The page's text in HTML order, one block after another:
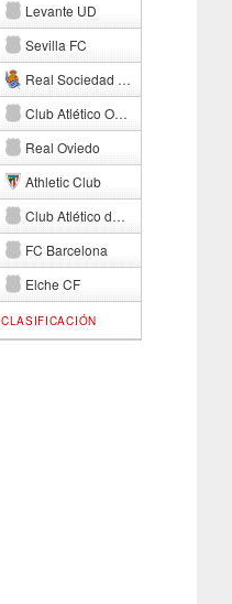
Levante UD
Sevilla FC
Real Sociedad de Fútbol
Club Atlético Osasuna
Real Oviedo
Athletic Club
Club Atlético de Madrid
FC Barcelona
Elche CF
CLASIFICACIÓN